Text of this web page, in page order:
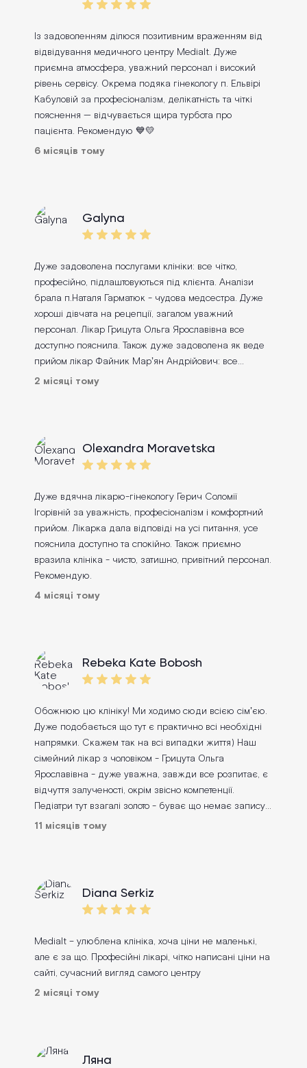
Із задоволенням ділюся позитивним враженням від
відвідування медичного центру Medialt. Дуже
приємна атмосфера, уважний персонал і високий
рівень сервісу. Окрема подяка гінекологу п. Ельвірі
Кабуловій за професіоналізм, делікатність та чіткі
пояснення — відчувається щира турбота про
пацієнта. Рекомендую 💙💛
6 місяців тому
Galyna
Дуже задоволена послугами клініки: все чітко,
професійно, підлаштовуються під клієнта. Аналізи
брала п.Наталя Гарматюк - чудова медсестра. Дуже
хороші дівчата на рецепції, загалом уважний
персонал. Лікар Грицута Ольга Ярославівна все
доступно пояснила. Також дуже задоволена як веде
прийом лікар Файник Марʼян Андрійович: все
пояснив, детально зробив узд. Одним словом,
2 місяці тому
Olexandra Moravetska
Дуже вдячна лікарю-гінекологу Герич Соломії
Ігорівній за уважність, професіоналізм і комфортний
прийом. Лікарка дала відповіді на усі питання, усе
пояснила доступно та спокійно. Також приємно
вразила клініка - чисто, затишно, привітний персонал.
Рекомендую.
4 місяці тому
Rebeka Kate Bobosh
Обожнюю цю клініку! Ми ходимо сюди всією сімʼєю.
Дуже подобається що тут є практично всі необхідні
напрямки. Скажем так на всі випадки життя) Наш
сімейний лікар з чоловіком - Грицута Ольга
Ярославівна - дуже уважна, завжди все розпитає, є
відчуття залученості, окрім звісно компетенції.
Педіатри тут взагалі золото - буває що немає запису
до нашого лікаря педіатра яка веде сина від
щеплення проходять на ура. Дякую Тульчак Тетяні та
Ковальовій Олені за те що постійно витягаєте мого
сина з хвороб! Окрема подяка Крук Олені - лору за
проходять швидко завдяки влучному лікуванню та
огляди дитина повністю адекватно проходить бо
лікар підбирає ключик до дитини. Взагалі малий
проситься вічно в лікарню для нього це більше
Прекрасна УЗД діагностика! Робили УЗД всій сімʼї! І
11 місяців тому
Diana Serkiz
Medialt – улюблена клініка, хоча ціни не маленькі,
але є за що. Професійні лікарі, чітко написані ціни на
сайті, сучасний вигляд самого центру
2 місяці тому
Ляна